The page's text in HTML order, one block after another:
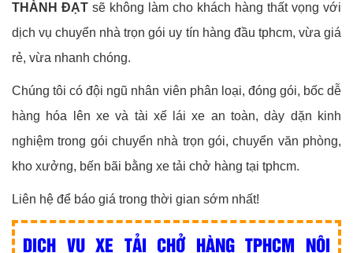
THÀNH ĐẠT sẽ không làm cho khách hàng thất vọng với
dịch vụ chuyển nhà trọn gói uy tín hàng đầu tphcm, vừa giá
rẻ, vừa nhanh chóng.
Chúng tôi có đội ngũ nhân viên phân loại, đóng gói, bốc dễ
hàng hóa lên xe và tài xế lái xe an toàn, dày dặn kinh
nghiệm trong gói chuyển nhà trọn gói, chuyển văn phòng,
kho xưởng, bến bãi bằng xe tải chở hàng tại tphcm.
Liên hệ để báo giá trong thời gian sớm nhất!
DỊCH VỤ XE TẢI CHỞ HÀNG TPHCM NỘI